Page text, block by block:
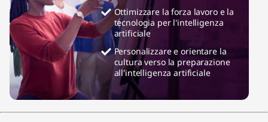
Ottimizzare la forza lavoro e la
tecnologia per l'intelligenza
artificiale
Personalizzare e orientare la
cultura verso la preparazione
all'intelligenza artificiale